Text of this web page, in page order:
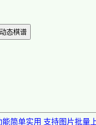
态棋谱
简单实用 支持图片批量